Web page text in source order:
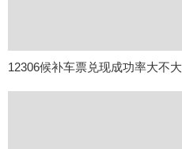
12306候补车票兑现成功率大不大